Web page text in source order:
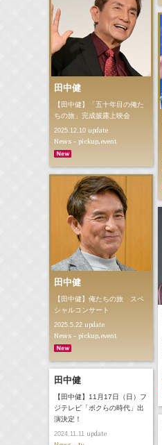
田中健
【田中健】「五十年目の俺た
ちの旅」完成披露上映会
2025.12.10update
News - pickup,event
田中健
【田中健】俺たちの旅 スペ
シャルコンサート
2025.5.22update
News - pickup,event
田中健
【田中健】11月17日（日）フ
ジテレビ「ボクらの時代」出
演決定！
2024.11.11update